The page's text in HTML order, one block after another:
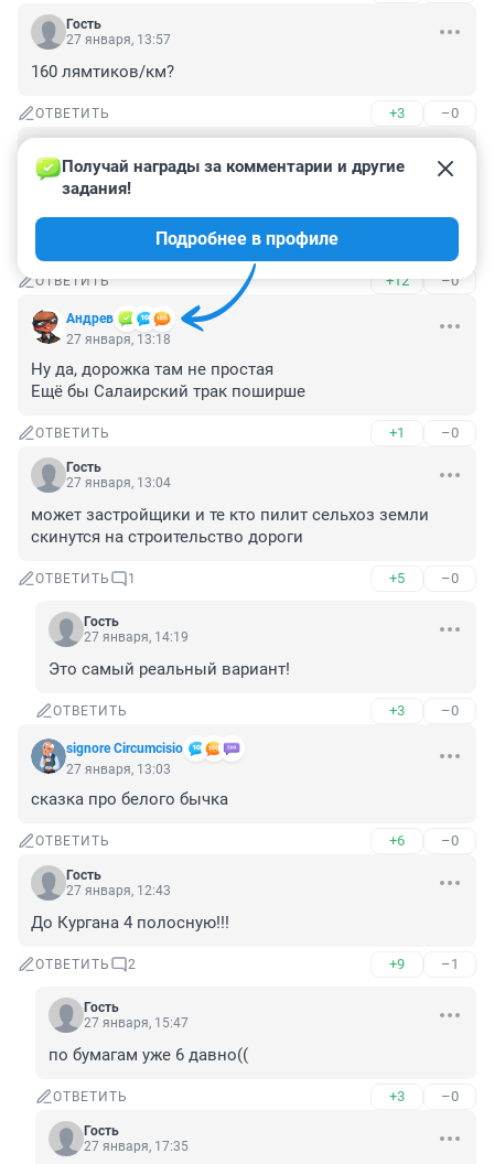
Гость
27 января, 13:57
160 лямтиков/км?
ОТВЕТИТЬ +3 –0
27 января, 13:41
Ключевое слово - могут. По 6 полос во всех
направлениях тоже могут. С дырявым бюджетом они
помечтать только могут
ОТВЕТИТЬ +12 –0
Андрев
Получай награды за комментарии и другие
задания!
Подробнее в профиле
27 января, 13:18
Ну да, дорожка там не простая
Ещё бы Салаирский трак поширше
ОТВЕТИТЬ +1 –0
Гость
27 января, 13:04
может застройщики и те кто пилит сельхоз земли
скинутся на строительство дороги
ОТВЕТИТЬ 1 +5 –0
Гость
27 января, 14:19
Это самый реальный вариант!
ОТВЕТИТЬ +3 –0
signore Сircumcisio
27 января, 13:03
сказка про белого бычка
ОТВЕТИТЬ +6 –0
Гость
27 января, 12:43
До Кургана 4 полосную!!!
ОТВЕТИТЬ 2 +9 –1
Гость
27 января, 15:47
по бумагам уже 6 давно((
ОТВЕТИТЬ +3 –0
Гость
27 января, 17:35